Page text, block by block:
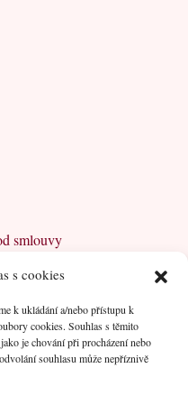
s cookies
k ukládání a/nebo přístupu k
cookies. Souhlas s těmito
je chování při procházení nebo
souhlasu může nepříznivě
smlouvy